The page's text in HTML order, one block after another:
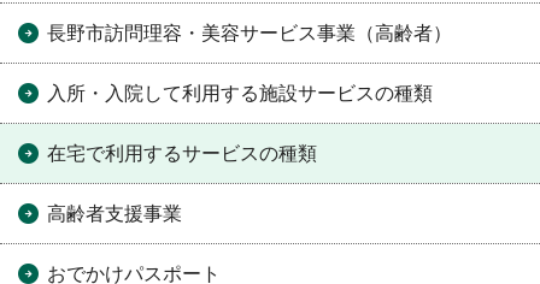
長野市訪問理容・美容サービス事業（高齢者）
入所・入院して利用する施設サービスの種類
在宅で利用するサービスの種類
高齢者支援事業
おでかけパスポート